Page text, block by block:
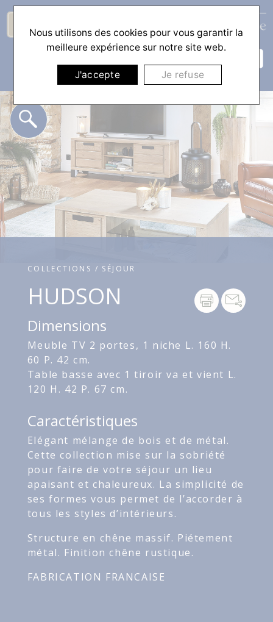
☰
COLLECTIONS / SÉJOUR
HUDSON
Dimensions
Meuble TV 2 portes, 1 niche L. 160 H.
60 P. 42 cm.
Table basse avec 1 tiroir va et vient L.
120 H. 42 P. 67 cm.
Caractéristiques
Elégant mélange de bois et de métal.
Cette collection mise sur la sobriété
pour faire de votre séjour un lieu
apaisant et chaleureux. La simplicité de
ses formes vous permet de l’accorder à
tous les styles d’intérieurs.
Structure en chêne massif. Piétement
métal. Finition chêne rustique.
FABRICATION FRANCAISE
Nous utilisons des cookies pour vous garantir la
meilleure expérience sur notre site web.
J'accepte Je refuse